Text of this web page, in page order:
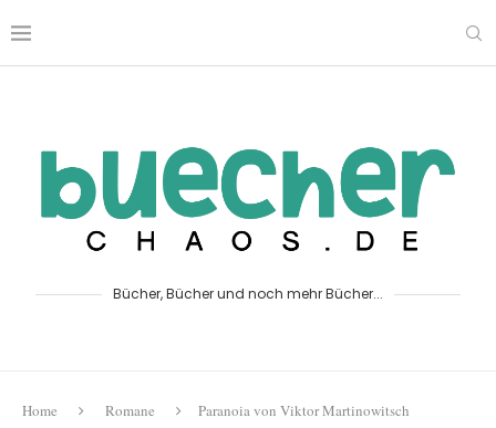
Bücher, Bücher und noch mehr Bücher...
Home Romane Paranoia von Viktor Martinowitsch